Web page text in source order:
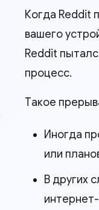
Когда Reddit
вашего
Reddit
процесс.
Такое
Иногда
или
В других